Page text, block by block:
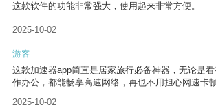
这款软件的功能非常强大，使用起来非常方便。
2025-10-02
游客
这款加速器app简直是居家旅行必备神器，无论是
作办公，都能畅享高速网络，再也不用担心网速卡顿
2025-10-02